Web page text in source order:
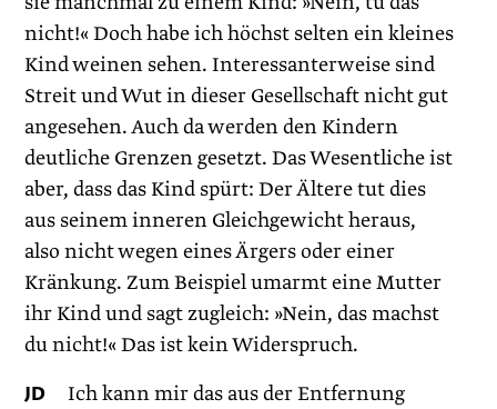
nicht!« Doch habe ich höchst selten ein kleines
Kind weinen sehen. Interessanterweise sind
Streit und Wut in dieser Gesellschaft nicht gut
angesehen. Auch da werden den Kindern
deutliche Grenzen gesetzt. Das Wesentliche ist
aber, dass das Kind spürt: Der Ältere tut dies
aus seinem inneren Gleichgewicht heraus,
also nicht wegen eines Ärgers oder einer
Kränkung. Zum Beispiel umarmt eine Mutter
ihr Kind und sagt zugleich: »Nein, das machst
du nicht!« Das ist kein Widerspruch.
JD Ich kann mir das aus der Entfernung